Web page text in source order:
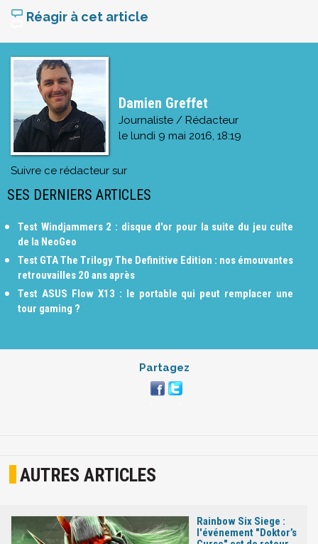
Réagir à cet article
Damien Greffet
Journaliste / Rédacteur
le lundi 9 mai 2016, 18:19
Suivre ce rédacteur sur
SES DERNIERS ARTICLES
Test Windjammers 2 : disque d'or pour la suite du jeu culte
de la NeoGeo
Test GTA The Trilogy The Definitive Edition : nos émouvantes
retrouvailles 20 ans après
Test ASUS Flow X13 : le portable qui peut remplacer une
tour gaming ?
Partagez
AUTRES ARTICLES
Rainbow Six Siege :
l'événement "Doktor’s